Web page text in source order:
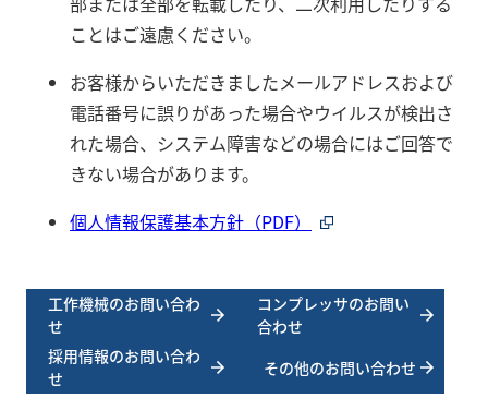
ことはご遠慮ください。
お客様からいただきましたメールアドレスおよび
電話番号に誤りがあった場合やウイルスが検出さ
れた場合、システム障害などの場合にはご回答で
きない場合があります。
個人情報保護基本方針（PDF）
工作機械のお問い合わ
せ
コンプレッサのお問い
合わせ
採用情報のお問い合わ
せ
その他のお問い合わせ